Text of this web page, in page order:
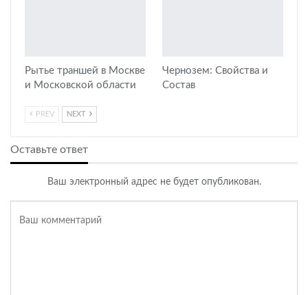
Рытье траншей в Москве
и Московской области
Чернозем: Свойства и
Состав
PREV NEXT
Оставьте ответ
Ваш электронный адрес не будет опубликован.